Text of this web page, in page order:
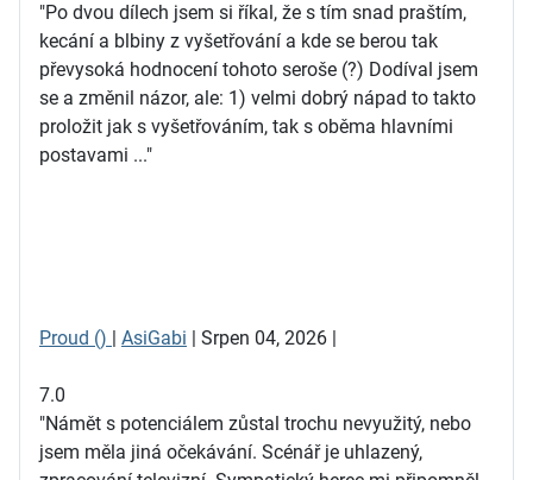
"Po dvou dílech jsem si říkal, že s tím snad praštím,
kecání a blbiny z vyšetřování a kde se berou tak
převysoká hodnocení tohoto seroše (?) Dodíval jsem
se a změnil názor, ale: 1) velmi dobrý nápad to takto
proložit jak s vyšetřováním, tak s oběma hlavními
postavami ..."
Proud () | AsiGabi | Srpen 04, 2026 |
7.0
"Námět s potenciálem zůstal trochu nevyužitý, nebo
jsem měla jiná očekávání. Scénář je uhlazený,